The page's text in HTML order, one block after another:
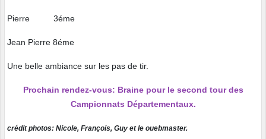
Pierre 3éme
Jean Pierre 8éme
Une belle ambiance sur les pas de tir.
Prochain rendez-vous: Braine pour le second tour des
Campionnats Départementaux.
crédit photos: Nicole, François, Guy et le ouebmaster.